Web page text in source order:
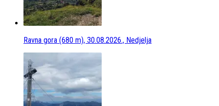
Ravna gora (680 m), 30.08.2026., Nedjelja